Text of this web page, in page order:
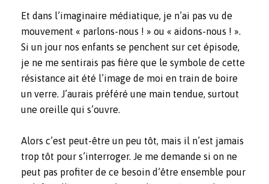
Et dans l’imaginaire médiatique, je n’ai pas vu de
mouvement « parlons-nous ! » ou « aidons-nous ! ».
Si un jour nos enfants se penchent sur cet épisode,
je ne me sentirais pas fière que le symbole de cette
résistance ait été l’image de moi en train de boire
un verre. J’aurais préféré une main tendue, surtout
une oreille qui s’ouvre.
Alors c’est peut-être un peu tôt, mais il n’est jamais
trop tôt pour s’interroger. Je me demande si on ne
peut pas profiter de ce besoin d’être ensemble pour